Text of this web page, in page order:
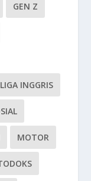
GEN Z
LIGA INGGRIS
MOTOR